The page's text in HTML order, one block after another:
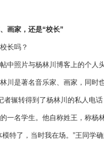
画家，还是“校长”
长吗？
中照片与杨林川博客上的个人
川是著名音乐家、画家，同时
者辗转得到了杨林川的私人电话
一名学生。他自称姓王，称杨
特了，当时我在场。”王同学确